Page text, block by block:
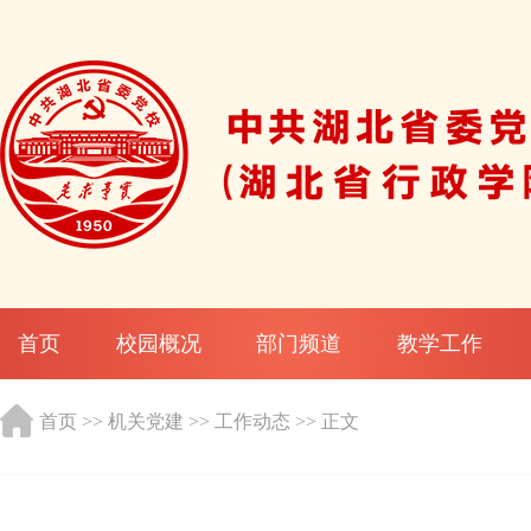
首页 校园概况 部门频道 教学工作
首页 >> 机关党建 >> 工作动态 >> 正文